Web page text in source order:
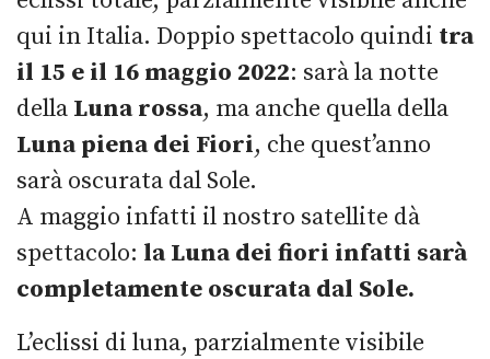
qui in Italia. Doppio spettacolo quindi tra
il 15 e il 16 maggio 2022: sarà la notte
della Luna rossa, ma anche quella della
Luna piena dei Fiori, che quest’anno
sarà oscurata dal Sole.
A maggio infatti il nostro satellite dà
spettacolo: la Luna dei fiori infatti sarà
completamente oscurata dal Sole.
L’eclissi di luna, parzialmente visibile